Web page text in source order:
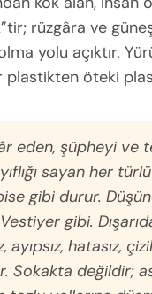
rüzgâra ve
yolu açıktır.
plastikten öteki
eden, şüpheyi ve
sayan her
gibi durur.
gibi.
hatasız,
. Sokakta değildir;